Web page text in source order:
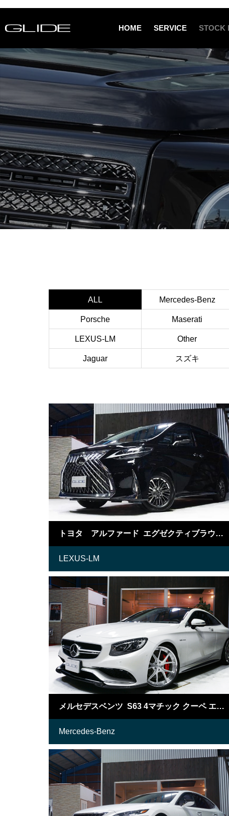
HOME SERVICE STOCK
ALL Mercedes-Benz
Porsche Maserati
LEXUS-LM Other
Jaguar スズキ
トヨタ アルファード エグゼクティブラウンジS LM仕様
LEXUS-LM
メルセデスベンツ S63 4マチック クーペ エディション1
Mercedes-Benz